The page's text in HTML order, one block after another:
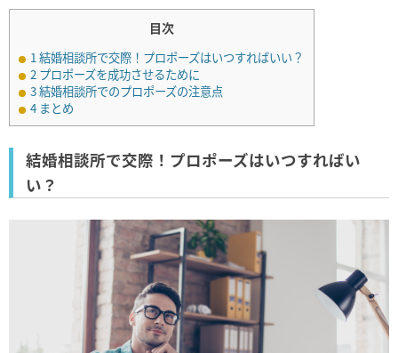
目次
1結婚相談所で交際！プロポーズはいつすればいい？
2 プロポーズを成功させるために
3結婚相談所でのプロポーズの注意点
4 まとめ
結婚相談所で交際！プロポーズはいつすればい
い？